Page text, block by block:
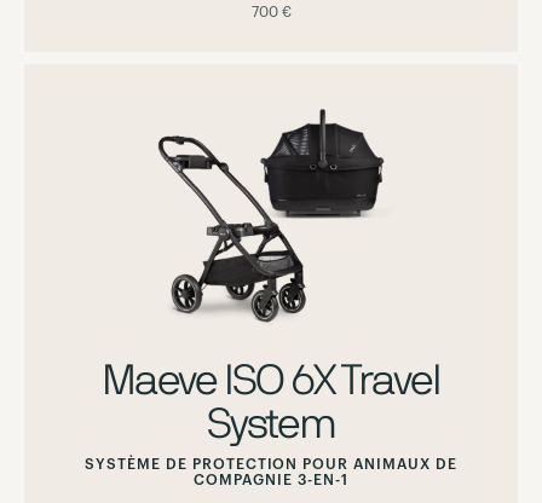
700 €
Maeve ISO 6X Travel
System
SYSTÈME DE PROTECTION POUR ANIMAUX DE
COMPAGNIE 3-EN-1